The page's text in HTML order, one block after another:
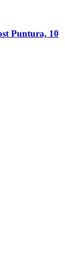
Puntura, 10